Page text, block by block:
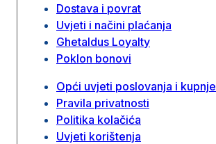
Dostava i povrat
Uvjeti i načini plaćanja
Ghetaldus Loyalty
Poklon bonovi
Opći uvjeti poslovanja i kupnje
Pravila privatnosti
Politika kolačića
Uvjeti korištenja